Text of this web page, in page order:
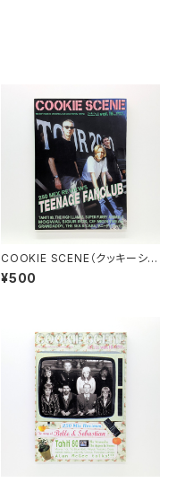
COOKIE SCENE（クッキーシー
ン）Vol.15 2000年9月
¥500